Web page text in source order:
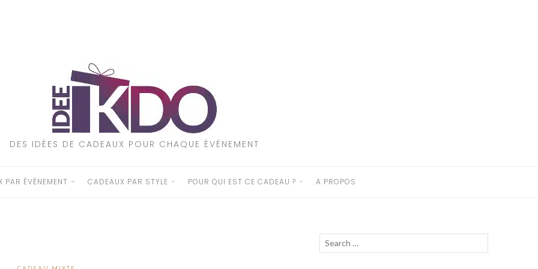
DES IDÉES DE CADEAUX POUR CHAQUE ÉVÉNEMENT
PAR ÉVÉNEMENT CADEAUX PAR STYLE POUR QUI EST CE CADEAU ? A PROPOS
Recherche